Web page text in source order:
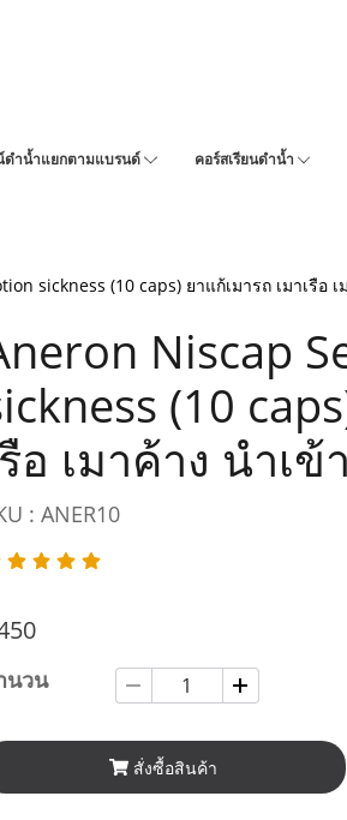
ดำน้ำแยกตามแบรนด์ คอร์สเรียนดำน้ำ
sickness (10 caps) ยาแก้เมารถ เมาเรือ
Niscap
(10
อ เมาค้าง นำเ
: ANER10
นวน
สั่งซื้อสินค้า